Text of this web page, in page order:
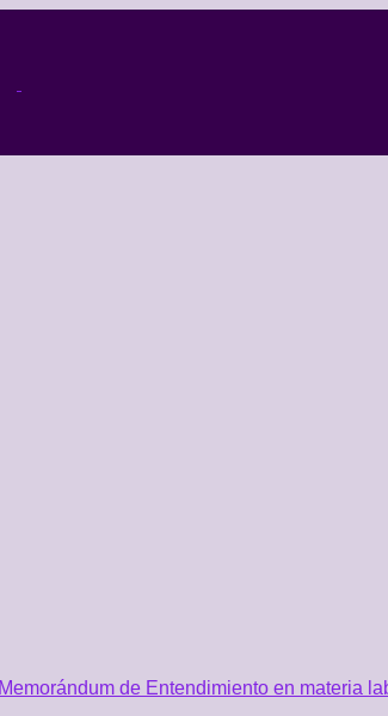
de Entendimiento en materia